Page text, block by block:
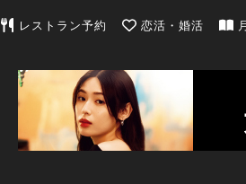
東京カレンダー | 最新のグルメ、洗練さ
レストラン予約 恋活・婚活